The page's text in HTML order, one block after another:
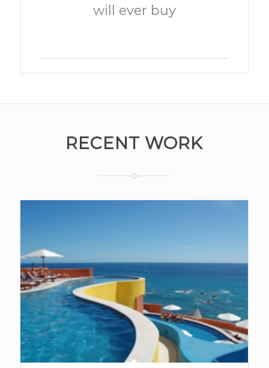
will ever buy
RECENT WORK